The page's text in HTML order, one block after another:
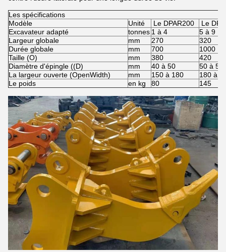
Les spécifications
Modèle
Unité Le DPAR200
Le
Excavateur adapté
tonnes 1 à 4
5 à 9
Largeur globale
mm 270
320
Durée globale
mm 700
1000
Taille (O)
mm 380
420
Diamètre d'épingle ((D)
mm 40 à 50
50 à 55
La largeur ouverte (OpenWidth)
mm 150 à 180
180 à
Le poids
en kg 80 145